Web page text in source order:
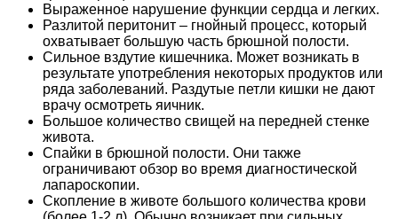
Выраженное нарушение функции сердца и легких.
Разлитой перитонит – гнойный процесс, который
охватывает большую часть брюшной полости.
Сильное вздутие кишечника. Может возникать в
результате употребления некоторых продуктов или
ряда заболеваний. Раздутые петли кишки не дают
врачу осмотреть яичник.
Большое количество свищей на передней стенке
живота.
Спайки в брюшной полости. Они также
ограничивают обзор во время диагностической
лапароскопии.
Скопление в животе большого количества крови